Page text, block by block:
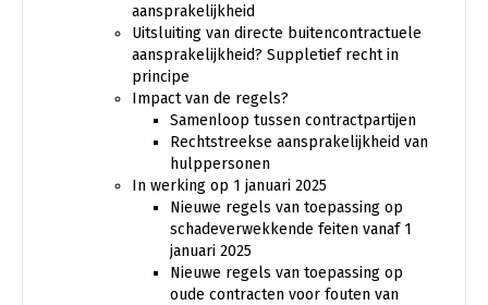
aansprakelijkheid
Uitsluiting van directe buitencontractuele
aansprakelijkheid? Suppletief recht in
principe
Impact van de regels?
Samenloop tussen contractpartijen
Rechtstreekse aansprakelijkheid van
hulppersonen
In werking op 1 januari 2025
Nieuwe regels van toepassing op
schadeverwekkende feiten vanaf 1
januari 2025
Nieuwe regels van toepassing op
oude contracten voor fouten van